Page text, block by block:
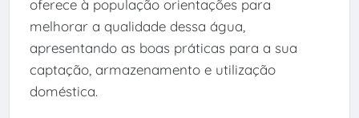
oferece à população orientações para
melhorar a qualidade dessa água,
apresentando as boas práticas para a sua
captação, armazenamento e utilização
doméstica.